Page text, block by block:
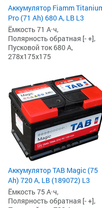
Аккумулятор Fiamm
Pro (71 Ah) 680 А, LB L3
Ёмкость 71 А·ч,
Полярность обратная [- +],
Пусковой ток 680 А,
278x175x175
Аккумулятор TAB Magic (75
Ah) 720 А, LB (189072) L3
Ёмкость 75 А·ч,
Полярность обратная [- +],